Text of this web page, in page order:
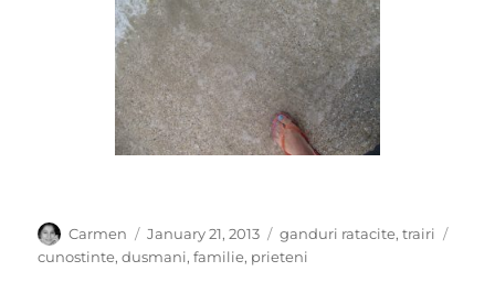
Author
Carmen
Posted
on
January 21, 2013 Categories
ganduri ratacite,trairi
cunostinte,dusmani,familie, prieteni